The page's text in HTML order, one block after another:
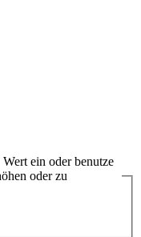
ein oder benutze
oder zu